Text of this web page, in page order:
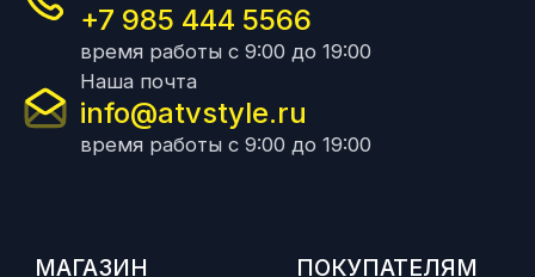
+7 985 444 5566
время работы с 9:00 до 19:00
Наша почта
info@atvstyle.ru
время работы с 9:00 до 19:00
МАГАЗИН ПОКУПАТЕЛЯМ